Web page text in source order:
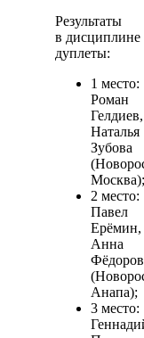
Результаты
в дисциплине
дуплеты:
1 место:
Роман
Гелдиев,
Наталья
Зубова
Москва);
2 место:
Павел
Ерёмин,
Анна
Анапа);
3 место: